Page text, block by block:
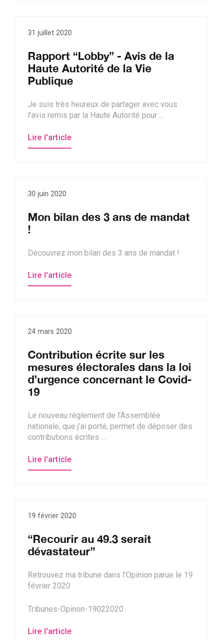
31 juillet 2020
Rapport “Lobby” - Avis de la
Haute Autorité de la Vie
Publique
Je suis très heureux de partager avec vous
l’avis remis par la Haute Autorité pour …
Lire l'article
30 juin 2020
Mon bilan des 3 ans de mandat
!
Découvrez mon bilan des 3 ans de mandat !
Lire l'article
24 mars 2020
Contribution écrite sur les
mesures électorales dans la loi
d’urgence concernant le Covid-
19
Le nouveau règlement de l’Assemblée
nationale, que j’ai porté, permet de déposer des
contributions écrites …
Lire l'article
19 février 2020
“Recourir au 49.3 serait
dévastateur”
Retrouvez ma tribune dans l’Opinion parue le 19
février 2020
Tribunes-Opinon-19022020
Lire l'article